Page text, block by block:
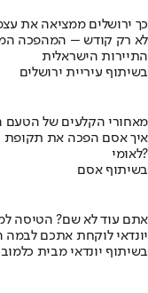
כך ירושלים ממציאה את
לא רק קודש – המהפכה
התיירות הישראלית
בשיתוף עיריית ירושלים
מאחורי הקלעים של הטעם
לאומי?
בשיתוף אסם
אתם עוד לא שם? הטיסה
יונדאי לוקחת אתכם לבמה
בשיתוף יונדאי מבית